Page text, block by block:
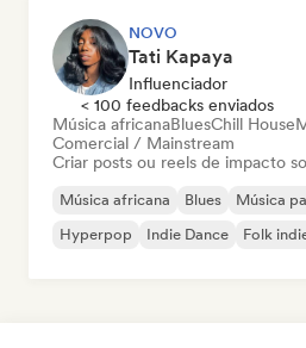
NOVO
Tati Kapaya
Influenciador
< 100 feedbacks enviados
Música africanaBluesChill House
Comercial / Mainstream
Criar posts ou reels de impacto
Música africana Blues Música
Hyperpop
Indie Dance Folk